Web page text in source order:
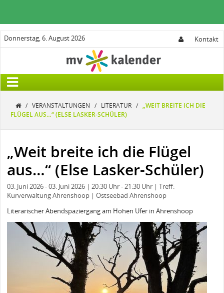
Donnerstag, 6. August 2026 Kontakt
/ VERANSTALTUNGEN / LITERATUR / „WEIT BREITE ICH DIE
FLÜGEL AUS…“ (ELSE LASKER-SCHÜLER)
„Weit breite ich die Flügel
aus…“ (Else Lasker-Schüler)
03. Juni 2026- 03. Juni 2026 | 20:30 Uhr- 21:30 Uhr | Treff:
Kurverwaltung Ahrenshoop | Ostseebad Ahrenshoop
Literarischer Abendspaziergang am Hohen Ufer in Ahrenshoop